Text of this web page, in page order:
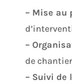
– Mise au
–
de chantier
– Suivi de